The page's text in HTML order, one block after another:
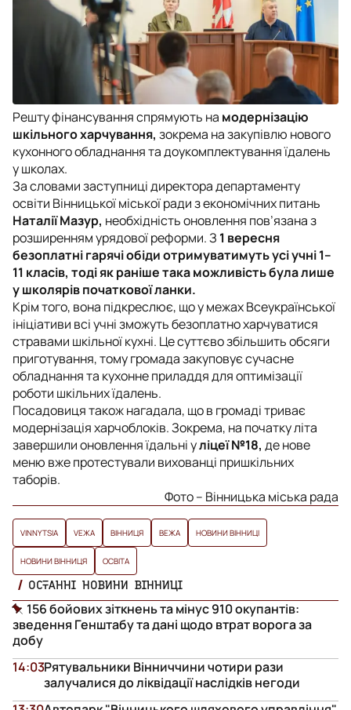
Решту фінансування спрямують на модернізацію
шкільного харчування, зокрема на закупівлю нового
кухонного обладнання та доукомплектування їдалень
у школах.
За словами заступниці директора департаменту
освіти Вінницької міської ради з економічних питань
Наталії Мазур, необхідність оновлення пов’язана з
розширенням урядової реформи. З 1 вересня
безоплатні гарячі обіди отримуватимуть усі учні 1–
11 класів, тоді як раніше така можливість була лише
у школярів початкової ланки.
Крім того, вона підкреслює, що у межах Всеукраїнської
ініціативи всі учні зможуть безоплатно харчуватися
стравами шкільної кухні. Це суттєво збільшить обсяги
приготування, тому громада закуповує сучасне
обладнання та кухонне приладдя для оптимізації
роботи шкільних їдалень.
Посадовиця також нагадала, що в громаді триває
модернізація харчоблоків. Зокрема, на початку літа
завершили оновлення їдальні уліцеї №18, де нове
меню вже протестували вихованці пришкільних
таборів.
Фото – Вінницька міська рада
VINNYTSIA VЕЖА ВІННИЦЯ ВЕЖА НОВИНИ ВІННИЦІ
НОВИНИ ВІННИЦЯ ОСВІТА
ОСТАННІ НОВИНИ ВІННИЦІ
156 бойових зіткнень та мінус 910 окупантів:
зведення Генштабу та дані щодо втрат ворога за
добу
Рятувальники Вінниччини чотири рази
залучалися до ліквідації наслідків негоди
14:03